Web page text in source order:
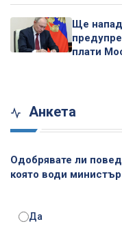
Ще
плати
Анкета
Одобрявате ли
която води
Да